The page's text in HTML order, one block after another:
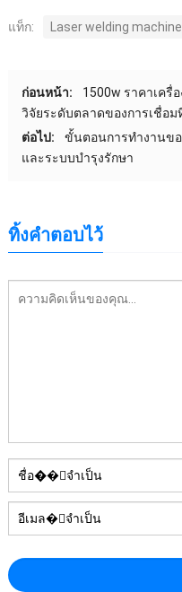
แท็ก: Laser welding
ก่อนหน้า:
1500w ราคาเครื่
วิจัยระดับตลาดของการเชื่อ
ต่อไป:
ขั้นตอนการทำงานขอ
และระบบบำรุงรักษา
ทิ้งคำตอบไว้